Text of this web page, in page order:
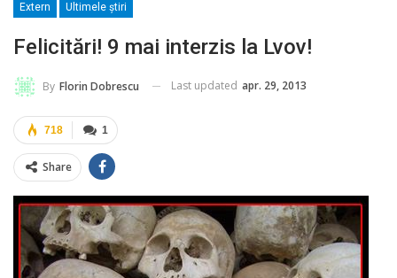
Extern Ultimele ştiri
Felicitări! 9 mai interzis la Lvov!
By Florin Dobrescu Last updated apr. 29, 2013
1
718
Share